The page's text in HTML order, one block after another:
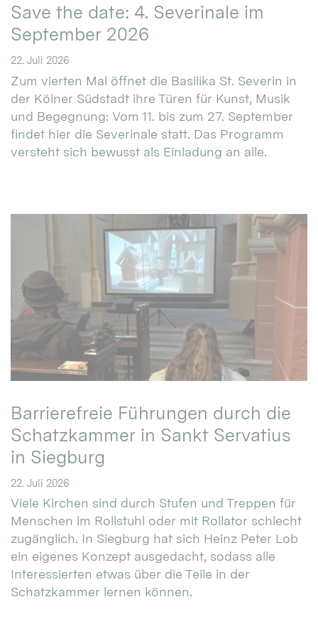
Save the date: 4. Severinale im
September 2026
22. Juli 2026
Zum vierten Mal öffnet die Basilika St. Severin in
der Kölner Südstadt ihre Türen für Kunst, Musik
und Begegnung: Vom 11. bis zum 27. September
findet hier die Severinale statt. Das Programm
versteht sich bewusst als Einladung an alle.
Barrierefreie Führungen durch die
Schatzkammer in Sankt Servatius
in Siegburg
22. Juli 2026
Viele Kirchen sind durch Stufen und Treppen für
Menschen im Rollstuhl oder mit Rollator schlecht
zugänglich. In Siegburg hat sich Heinz Peter Lob
ein eigenes Konzept ausgedacht, sodass alle
Interessierten etwas über die Teile in der
Schatzkammer lernen können.